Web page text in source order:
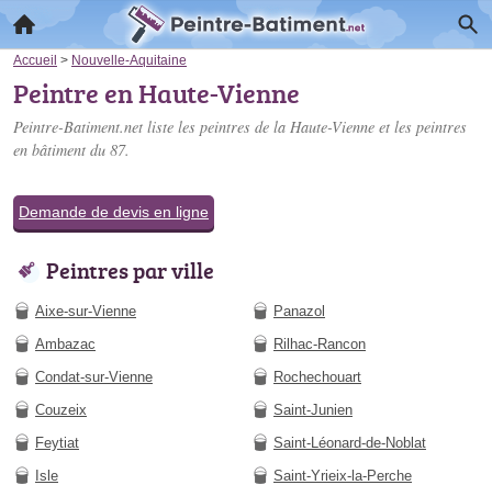
Accueil > Nouvelle-Aquitaine
Peintre en Haute-Vienne
Peintre-Batiment.net liste les peintres de la Haute-Vienne et les peintres
en bâtiment du 87.
Demande de devis en ligne
Peintres par ville
Aixe-sur-Vienne
Ambazac
Condat-sur-Vienne
Couzeix
Feytiat
Isle
Panazol
Rilhac-Rancon
Rochechouart
Saint-Junien
Saint-Léonard-de-Noblat
Saint-Yrieix-la-Perche